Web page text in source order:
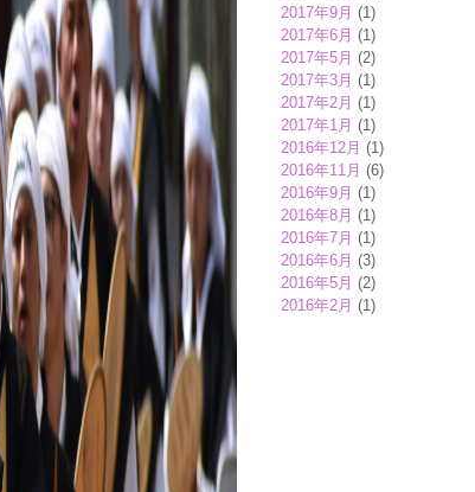
2017年9月 (1)
2017年6月 (1)
2017年5月 (2)
2017年3月 (1)
2017年2月 (1)
2017年1月 (1)
2016年12月 (1)
2016年11月 (6)
2016年9月 (1)
2016年8月 (1)
2016年7月 (1)
2016年6月 (3)
2016年5月 (2)
2016年2月 (1)